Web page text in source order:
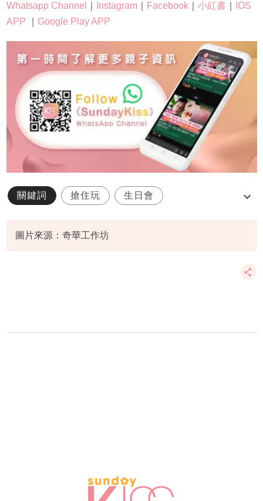
Whatsapp Channel Instagram｜ Facebook｜ 小紅書｜
IOS
APP
Google Play APP
關鍵詞 搶住玩 生日會
圖片來源：奇華工作坊